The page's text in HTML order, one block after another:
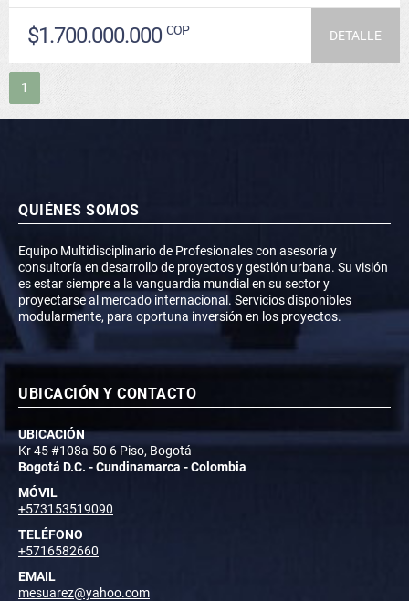
$1.700.000.000 COP DETALLE
1
QUIÉNES SOMOS
Equipo Multidisciplinario de Profesionales con asesoría y
consultoría en desarrollo de proyectos y gestión urbana. Su visión
es estar siempre a la vanguardia mundial en su sector y
proyectarse al mercado internacional. Servicios disponibles
modularmente, para oportuna inversión en los proyectos.
UBICACIÓN Y CONTACTO
UBICACIÓN
Kr 45 #108a-50 6 Piso, Bogotá
Bogotá D.C. - Cundinamarca - Colombia
MÓVIL
+573153519090
TELÉFONO
+5716582660
EMAIL
mesuarez@yahoo.com